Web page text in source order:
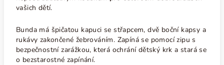
vašich dětí.
Bunda má špičatou kapuci se střapcem, dvě boční kapsy a
rukávy zakončené žebrováním. Zapíná se pomocí zipu s
bezpečnostní zarážkou, která ochrání dětský krk a stará se
o bezstarostné zapínání.